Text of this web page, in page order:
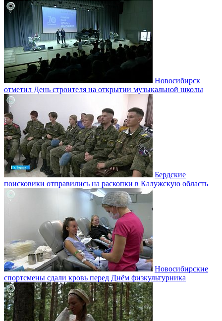
Новосибирск
отметил День строителя на открытии музыкальной школы
Бердские
поисковики отправились на раскопки в Калужскую область
Новосибирские
спортсмены сдали кровь перед Днём физкультурника